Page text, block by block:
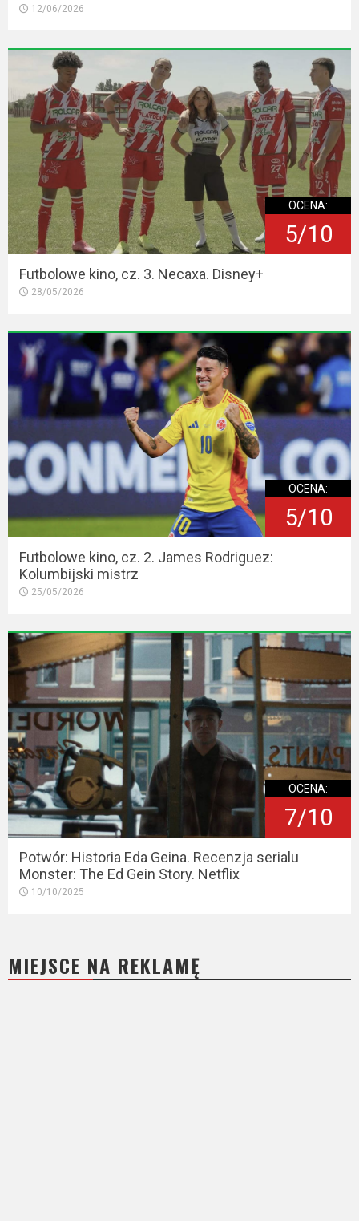
12/06/2026
OCENA:
5/10
Futbolowe kino, cz. 3. Necaxa. Disney+
28/05/2026
OCENA:
5/10
Futbolowe kino, cz. 2. James Rodriguez:
Kolumbijski mistrz
25/05/2026
OCENA:
7/10
Potwór: Historia Eda Geina. Recenzja serialu
Monster: The Ed Gein Story. Netflix
10/10/2025
MIEJSCE NA REKLAMĘ